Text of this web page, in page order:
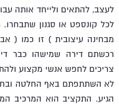
לעצב, להתאים ולייחד אותה
לכל קונספט או סגנון
מבחינה עיצובית ) זו כמו (
רכשתם דירה שמישהו כבר
צריכים לחפש אנשי מקצוע
לא השתתפתם באף החלטה
הגיע. התקציב הוא המרכיב